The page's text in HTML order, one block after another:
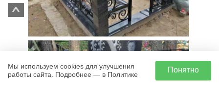
Мы используем cookies для улучшения
работы сайта. Подробнее — в Политике
Понятно